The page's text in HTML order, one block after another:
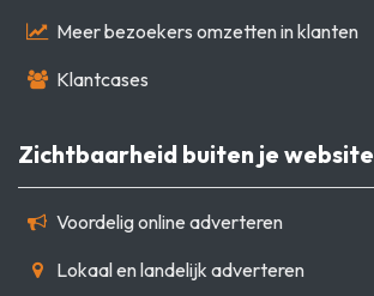
Meer bezoekers omzetten in klanten
Klantcases
Zichtbaarheid buiten je website
Voordelig online adverteren
Lokaal en landelijk adverteren